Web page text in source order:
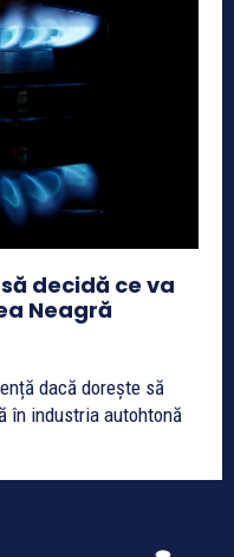
decidă ce va
Neagră
dacă dorește să
în industria autohtonă